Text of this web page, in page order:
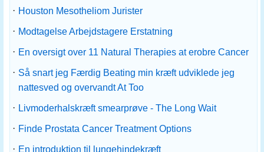
· Houston Mesotheliom Jurister
· Modtagelse Arbejdstagere Erstatning
· En oversigt over 11 Natural Therapies at erobre Cancer
· Så snart jeg Færdig Beating min kræft udviklede jeg
nattesved og overvandt At Too
· Livmoderhalskræft smearprøve - The Long Wait
· Finde Prostata Cancer Treatment Options
· En introduktion til lungehindekræft